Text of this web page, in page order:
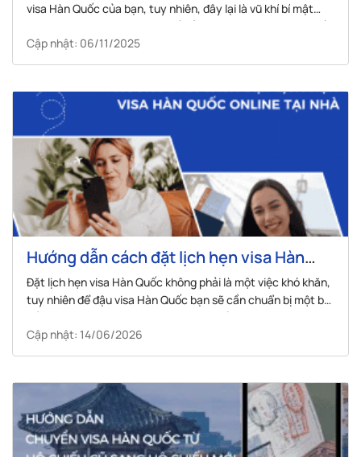
visa Hàn Quốc của bạn, tuy nhiên, đây lại là vũ khí bí mật
giúp bạn làm rõ ý định củng cố hồ sơ và thể hiện sự hiểu biết
về quy định xin visa.
Cập nhật: 06/11/2025
Hướng dẫn cách đặt lịch hẹn visa Hàn
Quốc online tại nhà
Đặt lịch hẹn visa Hàn Quốc không phải là một việc khó khăn,
tuy nhiên để đậu visa Hàn Quốc bạn sẽ cần chuẩn bị một bộ
hồ sơ thật hoàn chỉnh theo đúng yêu cầu của Đại sứ quán
Hàn Quốc, và thông tin trong bộ hồ sơ...
Cập nhật: 14/06/2026